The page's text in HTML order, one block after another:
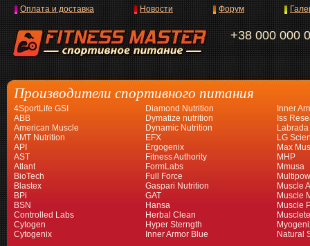
+38 000 000
Оплата и доставка Новости Форум
Производители спортивного питания
4SportLife GSI
ABB
American Muscle
AMT Nutrition
API
AST
Atlant
BioTech
Blastex
BPi
BSN
Controlled Labs
Cytogen
Cytogenix
Diamond Nutrition
Dymatize nutrition
Dynamic Nutrition
EFX
Ergogenix
Fitness Authority
FormLabs
Full Force
Gaspari Nutrition
GAT
Hansa
Herbal Clean
Hyper Sterngth
Inner Armor Blue
Inner
Iss
Labrada
LG
Max
MHP
Mmusa
Muscle
Muscle
Muscle
Natural